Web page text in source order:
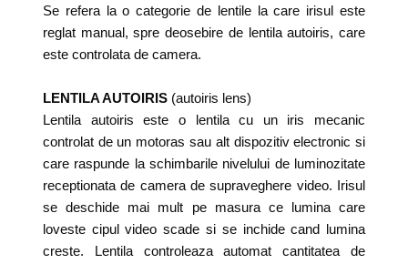
Se refera la o categorie de lentile la care irisul este
reglat manual, spre deosebire de lentila autoiris, care
este controlata de camera.
LENTILA AUTOIRIS(autoiris lens)
Lentila autoiris este o lentila cu un iris mecanic
controlat de un motoras sau alt dispozitiv electronic si
care raspunde la schimbarile nivelului de luminozitate
receptionata de camera de supraveghere video. Irisul
se deschide mai mult pe masura ce lumina care
loveste cipul video scade si se inchide cand lumina
creste. Lentila controleaza automat cantitatea de